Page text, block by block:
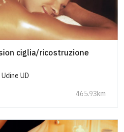
ciglia/ricostruzione
UD
465.93km